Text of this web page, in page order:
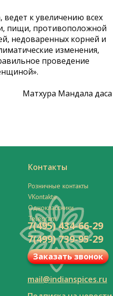
к увеличению всех
пищи, противоположной
недоваренных корней и
изменения,
проведение
Матхура Мандала даса
Контакты
Розничные контакты
VKontakte
Одноклассники
Telegram
7(495) 434-66-29
7(499) 739-95-29
Заказать звонок
mail@indianspices.ru